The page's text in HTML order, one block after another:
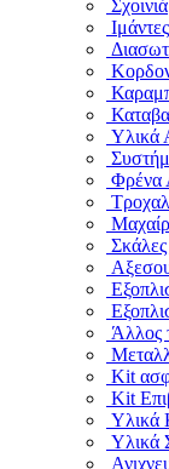
Σχοινιά
Ιμάντες
Υλικά
Φρένα
Άλλος
Kit
Kit
Υλικά
Υλικά